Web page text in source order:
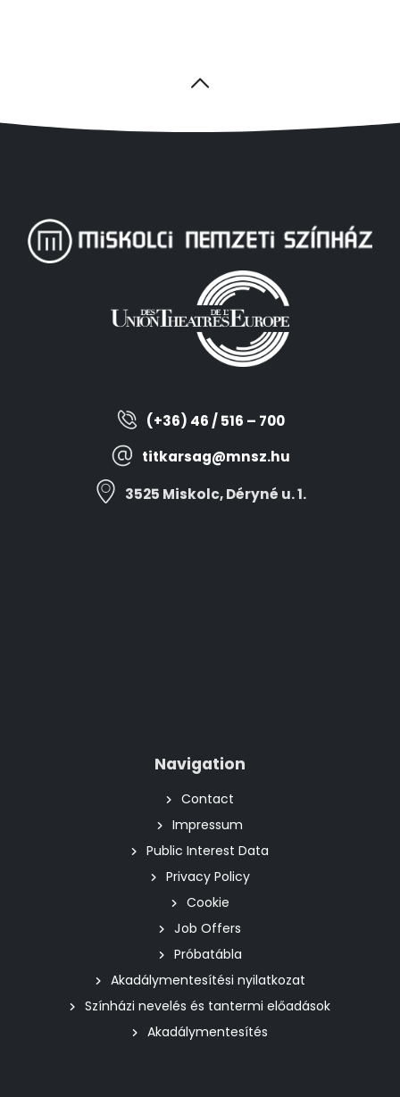
(+36) 46 / 516 – 700
titkarsag@mnsz.hu
3525 Miskolc, Déryné u. 1.
Navigation
Contact
Impressum
Public Interest Data
Privacy Policy
Cookie
Job Offers
Próbatábla
Akadálymentesítési nyilatkozat
Színházi nevelés és tantermi előadások
Akadálymentesítés